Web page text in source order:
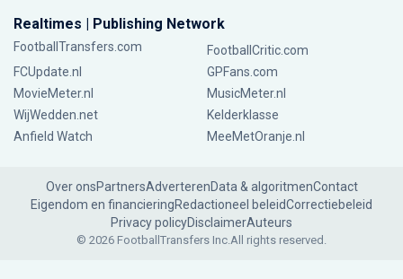
Realtimes | Publishing Network
FootballTransfers.com
FootballCritic.com
FCUpdate.nl
GPFans.com
MovieMeter.nl
MusicMeter.nl
WijWedden.net
Kelderklasse
Anfield Watch
MeeMetOranje.nl
Over onsPartnersAdverterenData & algoritmenContact
Eigendom en financieringRedactioneel beleidCorrectiebeleid
Privacy policyDisclaimerAuteurs
© 2026 FootballTransfers Inc.All rights reserved.